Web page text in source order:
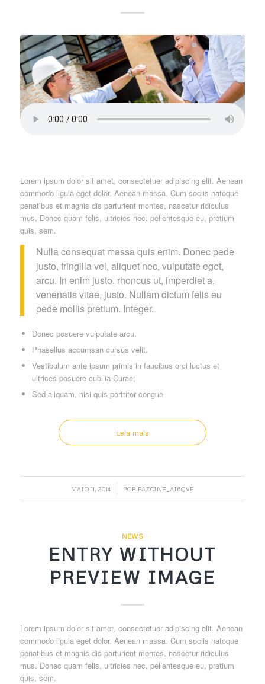
Lorem ipsum dolor sit amet, consectetuer adipiscing elit. Aenean
commodo ligula eget dolor. Aenean massa. Cum sociis natoque
penatibus et magnis dis parturient montes, nascetur ridiculus
mus. Donec quam felis, ultricies nec, pellentesque eu, pretium
quis, sem.
Nulla consequat massa quis enim. Donec pede
justo, fringilla vel, aliquet nec, vulputate eget,
arcu. In enim justo, rhoncus ut, imperdiet a,
venenatis vitae, justo. Nullam dictum felis eu
pede mollis pretium. Integer.
Donec posuere vulputate arcu.
Phasellus accumsan cursus velit.
Vestibulum ante ipsum primis in faucibus orci luctus et
ultrices posuere cubilia Curae;
Sed aliquam, nisi quis porttitor congue
Leia mais
MAIO 11, 2014
/ POR FAZCINE_AI6QVE
NEWS
ENTRY WITHOUT
PREVIEW IMAGE
Lorem ipsum dolor sit amet, consectetuer adipiscing elit. Aenean
commodo ligula eget dolor. Aenean massa. Cum sociis natoque
penatibus et magnis dis parturient montes, nascetur ridiculus
mus. Donec quam felis, ultricies nec, pellentesque eu, pretium
quis, sem.